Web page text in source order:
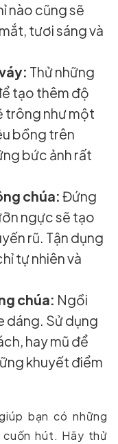
nào cũng sẽ
tươi sáng và
Thử những
tạo thêm độ
trông như một
bồng trên
bức ảnh rất
chúa: Đứng
ngực sẽ tạo
rũ. Tận dụng
tự nhiên và
chúa: Ngồi
dáng. Sử dụng
hay mũ để
khuyết điểm
bạn có những
hút. Hãy thử